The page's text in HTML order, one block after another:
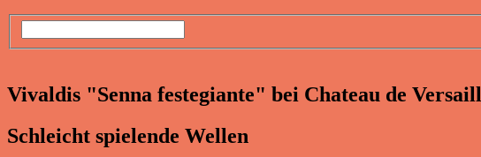
Vivaldis "Senna festegiante" bei Chateau de
Schleicht spielende Wellen